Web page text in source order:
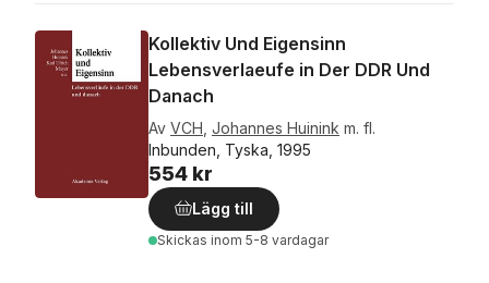
Kollektiv Und Eigensinn
Lebensverlaeufe in Der DDR Und
Danach
Av VCH Johannes Huinink m. fl.
Inbunden, Tyska, 1995
554 kr
Lägg till
Skickas inom 5-8 vardagar